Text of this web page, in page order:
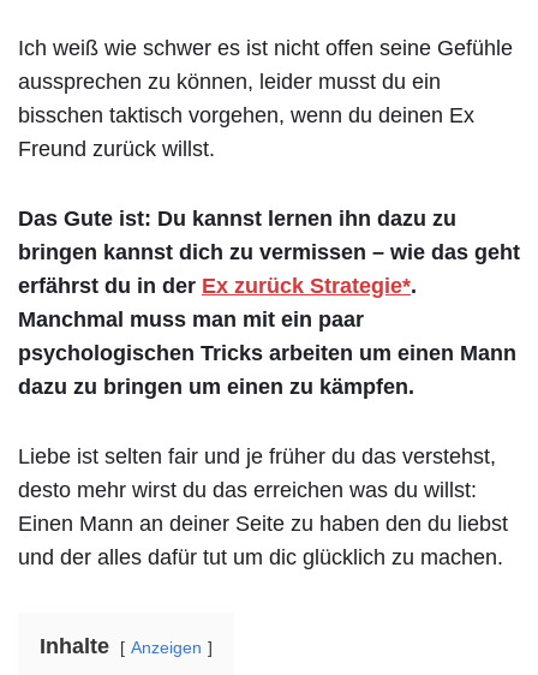
Ich weiß wie schwer es ist nicht offen seine Gefühle
aussprechen zu können, leider musst du ein
bisschen taktisch vorgehen, wenn du deinen Ex
Freund zurück willst.
Das Gute ist: Du kannst lernen ihn dazu zu
bringen kannst dich zu vermissen – wie das geht
erfährst du in der Ex zurück Strategie*.
Manchmal muss man mit ein paar
psychologischen Tricks arbeiten um einen Mann
dazu zu bringen um einen zu kämpfen.
Liebe ist selten fair und je früher du das verstehst,
desto mehr wirst du das erreichen was du willst:
Einen Mann an deiner Seite zu haben den du liebst
und der alles dafür tut um dic glücklich zu machen.
Inhalte Anzeigen